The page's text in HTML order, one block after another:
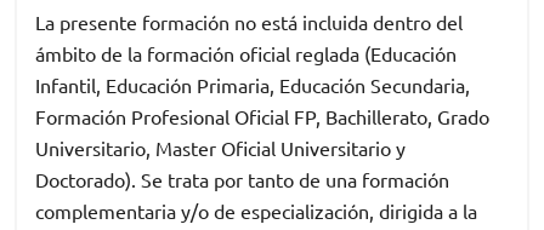
La presente formación no está incluida dentro del
ámbito de la formación oficial reglada (Educación
Infantil, Educación Primaria, Educación Secundaria,
Formación Profesional Oficial FP, Bachillerato, Grado
Universitario, Master Oficial Universitario y
Doctorado). Se trata por tanto de una formación
complementaria y/o de especialización, dirigida a la